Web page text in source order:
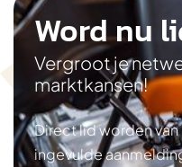
Word nu
Vergroot je
marktkansen!
Direct lid worden van
ingevulde